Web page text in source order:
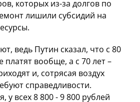
которых из-за долгов по
лишили субсидий на
ведь Путин сказал, что с 80
платят вообще, а с 70 лет –
и, сотрясая воздух
справедливости.
у всех 8 800 - 9 800 рублей